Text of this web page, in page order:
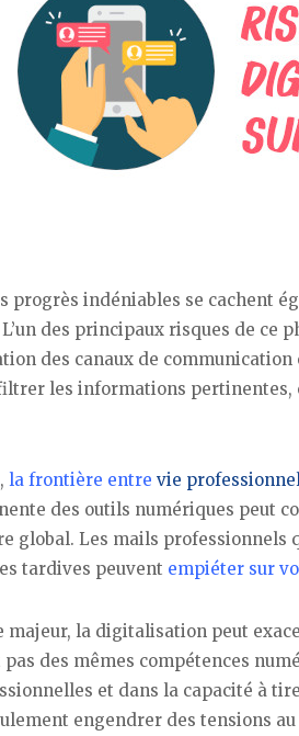
progrès indéniables se cachent
des principaux risques de ce
des canaux de
les informations pertinentes,
la frontière entre vie
des outils numériques peut
global. Les mails professionnels
tardives peuvent empiéter sur
majeur, la digitalisation peut
des mêmes compétences
et dans la capacité à
engendrer des tensions